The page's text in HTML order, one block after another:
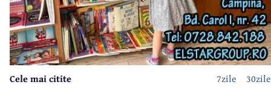
30zile
7zile
Cele mai citite